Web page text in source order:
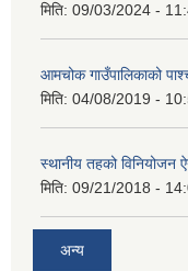
मिति: 09/03/2024 -
आमचोक गाउँपालिकाको
मिति: 04/08/2019 -
स्थानीय तहको विनियोजन
मिति: 09/21/2018 -
अन्य